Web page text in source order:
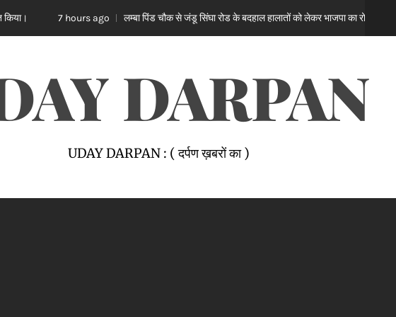
ago लम्बा पिंड चौक से जंडू सिंघा रोड के बदहाल हालातों को लेकर भाजपा का रोष प्रदर्शन 7 hours ago
DARPAN
UDAY DARPAN : ( दर्पण ख़बरों का )